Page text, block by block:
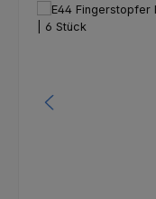
Bildergalerie